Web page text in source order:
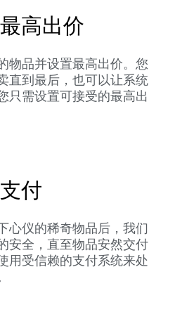
高出价
物品并设置最高出价。您
直到最后，也可以让系统
只需设置可接受的最高出
付
心仪的稀奇物品后，我们
安全，直至物品安然交付
用受信赖的支付系统来处